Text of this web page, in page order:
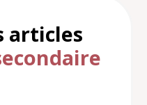
articles